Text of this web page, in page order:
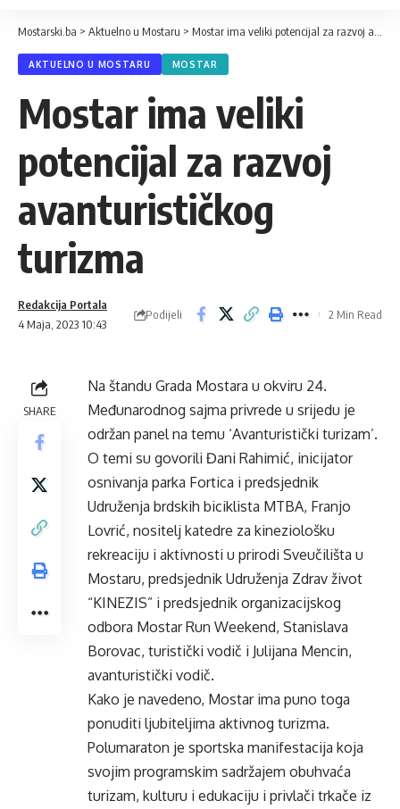
Mostarski.ba > Aktuelno u Mostaru > Mostar ima veliki potencijal za razvoj avanturističkog turizma
AKTUELNO U MOSTARU MOSTAR
Mostar ima veliki
potencijal za razvoj
avanturističkog
turizma
4 Maja, 2023 10:43
Redakcija Portala
Podijeli 2 Min Read
SHARE
Na štandu Grada Mostara u okviru 24.
Međunarodnog sajma privrede u srijedu je
održan panel na temu ‘Avanturistički turizam’.
O temi su govorili Đani Rahimić, inicijator
osnivanja parka Fortica i predsjednik
Udruženja brdskih biciklista MTBA, Franjo
Lovrić, nositelj katedre za kineziološku
rekreaciju i aktivnosti u prirodi Sveučilišta u
Mostaru, predsjednik Udruženja Zdrav život
“KINEZIS” i predsjednik organizacijskog
odbora Mostar Run Weekend, Stanislava
Borovac, turistički vodič i Julijana Mencin,
avanturistički vodič.
Kako je navedeno, Mostar ima puno toga
ponuditi ljubiteljima aktivnog turizma.
Polumaraton je sportska manifestacija koja
svojim programskim sadržajem obuhvaća
turizam, kulturu i edukaciju i privlači trkače iz